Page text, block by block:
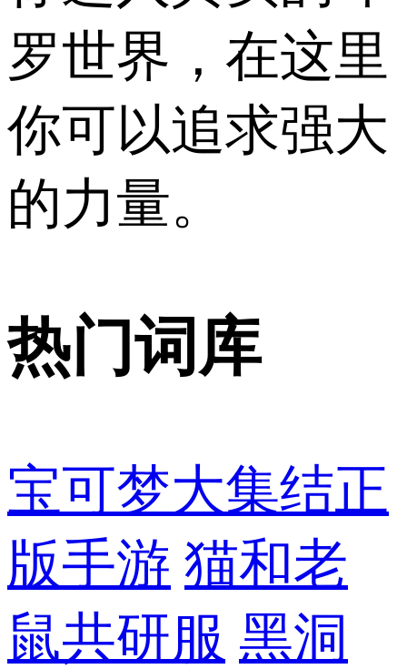
罗世界，在这里
你可以追求强大
的力量。
热门词库
宝可梦大集结正
版手游 猫和老
鼠共研服 黑洞